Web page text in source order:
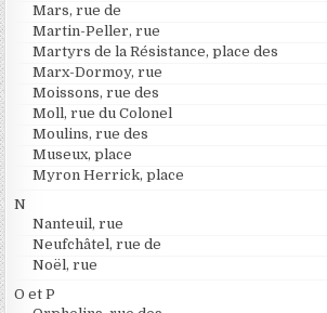
Mars, rue de
Martin-Peller, rue
Martyrs de la Résistance, place des
Marx-Dormoy, rue
Moissons, rue des
Moll, rue du Colonel
Moulins, rue des
Museux, place
Myron Herrick, place
N
Nanteuil, rue
Neufchâtel, rue de
Noël, rue
O et P